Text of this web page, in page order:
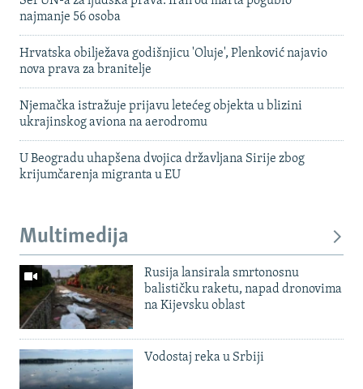
najmanje 56 osoba
Hrvatska obilježava godišnjicu 'Oluje', Plenković najavio
nova prava za branitelje
Njemačka istražuje prijavu letećeg objekta u blizini
ukrajinskog aviona na aerodromu
U Beogradu uhapšena dvojica državljana Sirije zbog
krijumčarenja migranta u EU
Multimedija
Rusija lansirala smrtonosnu
balističku raketu, napad dronovima
na Kijevsku oblast
Vodostaj reka u Srbiji